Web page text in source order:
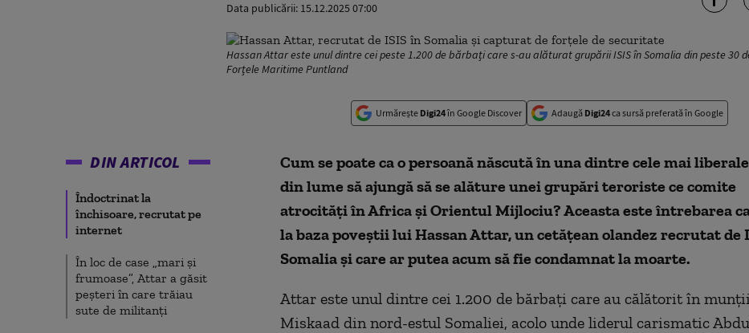
Data publicării: 15.12.2025 07:00
Hassan Attar este unul dintre cei peste 1.200 de bărbați care s-au alăturat grupării ISIS în Somalia din peste 30
Forțele Maritime Puntland
Urmărește Digi24în Google Discover Adaugă Digi24ca sursă preferată în Google
DIN ARTICOL
Îndoctrinat la
închisoare, recrutat pe
internet
În loc de case „mari și
frumoase”, Attar a găsit
peșteri în care trăiau
sute de militanți
Cum se poate ca o persoană născută în una dintre cele mai
din lume să ajungă să se alăture unei grupări teroriste ce comite
atrocități în Africa și Orientul Mijlociu? Aceasta este întrebarea
la baza poveștii lui Hassan Attar, un cetățean olandez recrutat de
Somalia și care ar putea acum să fie condamnat la moarte.
Attar este unul dintre cei 1.200 de bărbați care au călătorit în
Miskaad din nord-estul Somaliei, acolo unde liderul carismatic